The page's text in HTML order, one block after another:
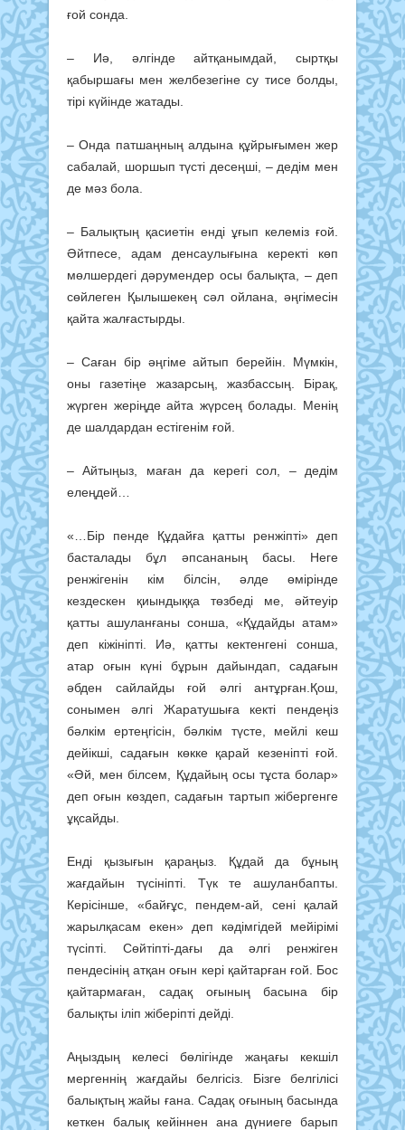
ғой сонда.
– Иә, әлгінде айтқанымдай, сырт­қы
қабыршағы мен желбезегіне су тисе болды,
тірі күйінде жатады.
– Онда патшаңның алдына құй­рығымен жер
сабалай, шоршып түсті десеңші, – дедім мен
де мәз бола.
– Балықтың қасиетін енді ұғып келеміз ғой.
Әйтпесе, адам ден­саулығына керекті көп
мөлшердегі дә­румендер осы балықта, – деп
сөй­леген Қылышекең сәл ойлана, әңгі­месін
қайта жалғастырды.
– Саған бір әңгіме айтып берейін. Мүмкін,
оны газетіңе жазарсың, жазбассың. Бірақ,
жүрген жеріңде айта жүрсең болады. Менің
де шалдардан естігенім ғой.
– Айтыңыз, маған да керегі сол, – дедім
елеңдей…
«…Бір пенде Құдайға қатты рен­жіпті» деп
басталады бұл әпсананың басы. Неге
ренжігенін кім білсін, әлде өмі­рінде
кездескен қиындыққа төзбеді ме, әйтеуір
қатты ашуланғаны сонша, «Құдайды атам»
деп кіжініпті. Иә, қатты кектенгені сонша,
атар оғын күні бұрын дайындап, садағын
әбден сайлайды ғой әлгі антұрған.Қош,
сонымен әлгі Жаратушыға кек­ті пендеңіз
бәлкім ертеңгісін, бәл­кім түсте, мейлі кеш
дейікші, садағын көкке қарай кезеніпті ғой.
«Әй, мен білсем, Құдайың осы тұста болар»
деп оғын көздеп, садағын тартып жі­бергенге
ұқсайды.
Енді қызығын қараңыз. Құдай да бұның
жағдайын түсініпті. Түк те ашу­ланбапты.
Керісінше, «байғұс, пен­дем-ай, сені қалай
жарылқасам екен» деп кәдімгідей мейірімі
түсіпті. Сөй­тіпті-дағы да әлгі ренжіген
пендесінің атқан оғын кері қайтарған ғой. Бос
қайтармаған, садақ оғының басына бір
балықты іліп жіберіпті дейді.
Аңыздың келесі бөлігінде жаңағы кекшіл
мергеннің жағдайы белгісіз. Бізге белгілісі
балықтың жайы ғана. Садақ оғының басында
кеткен балық кейіннен ана дүниеге барып